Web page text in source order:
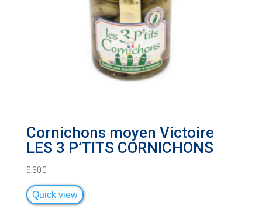
Cornichons moyen Victoire
LES 3 P’TITS CORNICHONS
9,60€
Quick view